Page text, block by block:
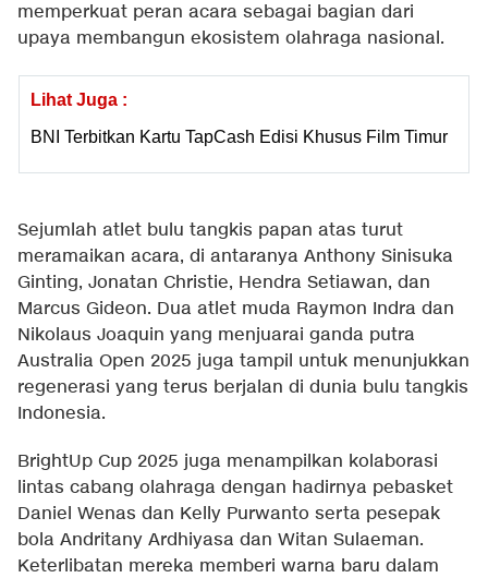
memperkuat peran acara sebagai bagian dari
upaya membangun ekosistem olahraga nasional.
Lihat Juga :
BNI Terbitkan Kartu TapCash Edisi Khusus Film Timur
Sejumlah atlet bulu tangkis papan atas turut
meramaikan acara, di antaranya Anthony Sinisuka
Ginting, Jonatan Christie, Hendra Setiawan, dan
Marcus Gideon. Dua atlet muda Raymon Indra dan
Nikolaus Joaquin yang menjuarai ganda putra
Australia Open 2025 juga tampil untuk menunjukkan
regenerasi yang terus berjalan di dunia bulu tangkis
Indonesia.
BrightUp Cup 2025 juga menampilkan kolaborasi
lintas cabang olahraga dengan hadirnya pebasket
Daniel Wenas dan Kelly Purwanto serta pesepak
bola Andritany Ardhiyasa dan Witan Sulaeman.
Keterlibatan mereka memberi warna baru dalam